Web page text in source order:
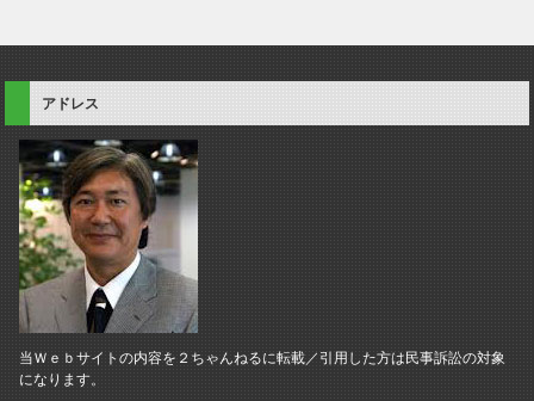
アドレス
当Ｗｅｂサイトの内容を２ちゃんねるに転載／引用した方は民事訴訟の対象
になります。